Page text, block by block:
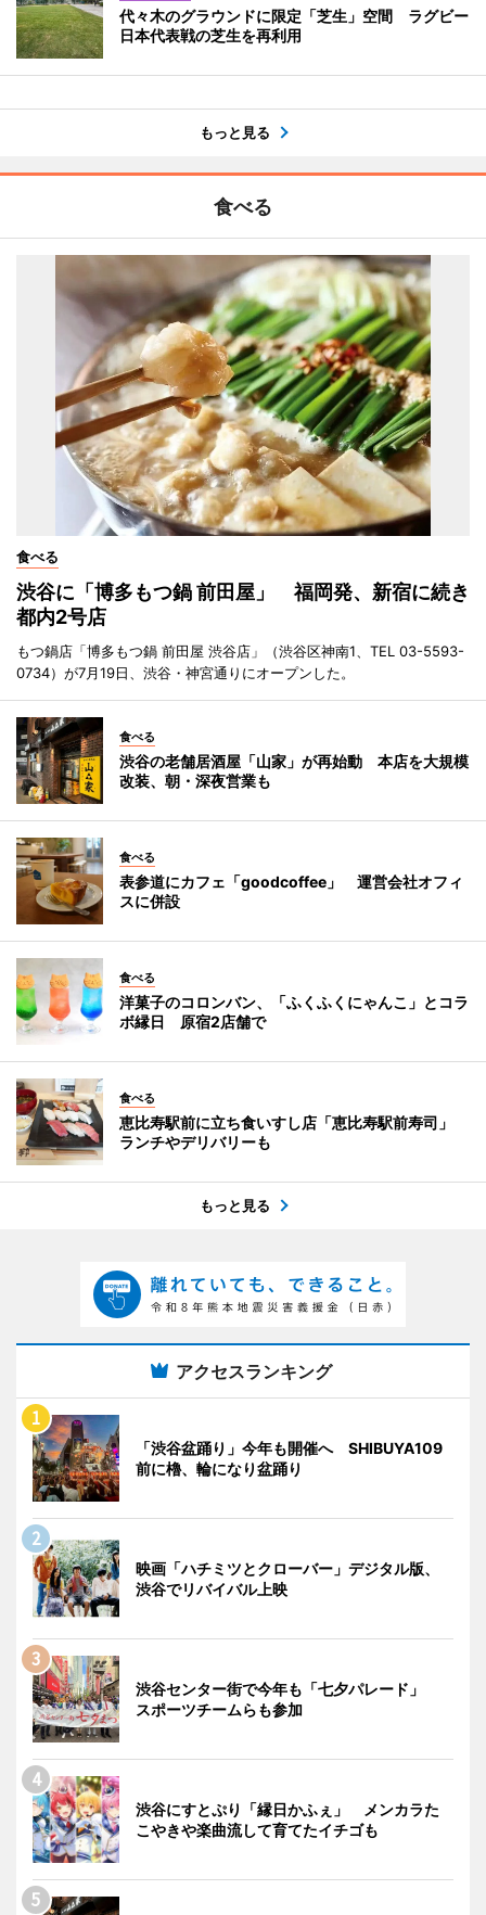
代々木のグラウンドに限定「芝生」空間 ラグビー
日本代表戦の芝生を再利用
もっと見る
食べる
食べる
渋谷に「博多もつ鍋 前田屋」 福岡発、新宿に続き
都内2号店
もつ鍋店「博多もつ鍋 前田屋 渋谷店」（渋谷区神南1、TEL 03-5593-
0734）が7月19日、渋谷・神宮通りにオープンした。
食べる
渋谷の老舗居酒屋「山家」が再始動 本店を大規模
改装、朝・深夜営業も
食べる
表参道にカフェ「goodcoffee」 運営会社オフィ
スに併設
食べる
洋菓子のコロンバン、「ふくふくにゃんこ」とコラ
ボ縁日 原宿2店舗で
食べる
恵比寿駅前に立ち食いすし店「恵比寿駅前寿司」
ランチやデリバリーも
もっと見る
アクセスランキング
「渋谷盆踊り」今年も開催へ SHIBUYA109
前に櫓、輪になり盆踊り
映画「ハチミツとクローバー」デジタル版、
渋谷でリバイバル上映
渋谷センター街で今年も「七夕パレード」
スポーツチームらも参加
渋谷にすとぷり「縁日かふぇ」 メンカラた
こやきや楽曲流して育てたイチゴも